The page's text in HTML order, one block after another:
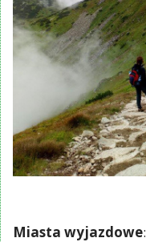
Miasta wyjazdowe: